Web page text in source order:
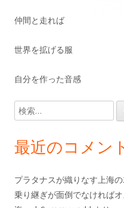
ド
バ
ー
仲間と走れば
世界を拡げる服
自分を作った音感
検
索:
最近のコメン
プラタナスが織りなす上海
乗り継ぎが面倒でなければ